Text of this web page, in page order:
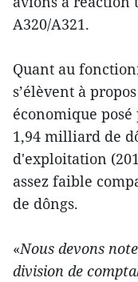
A320/A321.
Quant au
s’élèvent à
économique posé
1,94 milliard de
d'exploitation
assez faible
de dôngs.
«Nous devons
division de